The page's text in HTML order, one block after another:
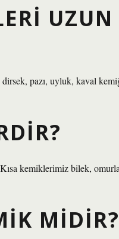
UZUN
pazı, uyluk, kaval
kemiklerimiz bilek,
MIDIR?